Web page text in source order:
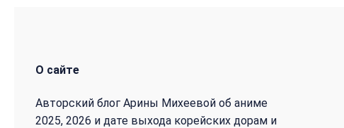
О сайте
Авторский блог Арины Михеевой об аниме
2025, 2026 и дате выхода корейских дорам и